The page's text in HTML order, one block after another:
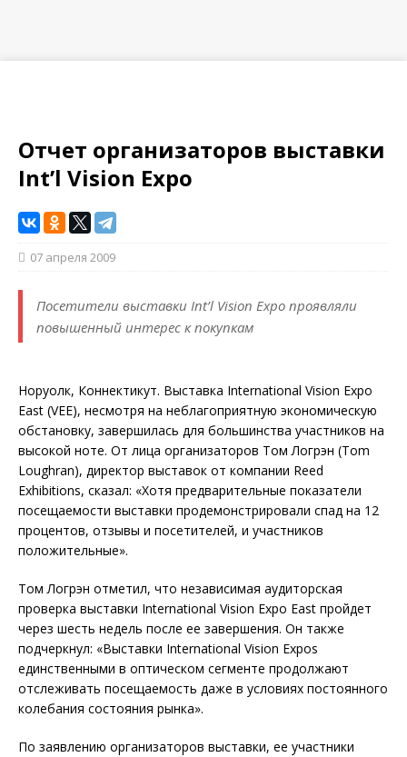
Отчет организаторов выставки
Int’l Vision Expo
07 апреля 2009
Посетители выставки Int’l Vision Expo проявляли
повышенный интерес к покупкам
Норуолк, Коннектикут. Выставка International Vision Expo
East (VEE), несмотря на неблагоприятную экономическую
обстановку, завершилась для большинства участников на
высокой ноте. От лица организаторов Том Логрэн (Tom
Loughran), директор выставок от компании Reed
Exhibitions, сказал: «Хотя предварительные показатели
посещаемости выставки продемонстрировали спад на 12
процентов, отзывы и посетителей, и участников
положительные».
Том Логрэн отметил, что независимая аудиторская
проверка выставки International Vision Expo East пройдет
через шесть недель после ее завершения. Он также
подчеркнул: «Выставки International Vision Expos
единственными в оптическом сегменте продолжают
отслеживать посещаемость даже в условиях постоянного
колебания состояния рынка».
По заявлению организаторов выставки, ее участники